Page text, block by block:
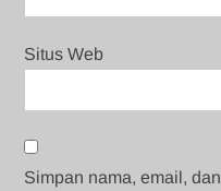
Situs Web
Simpan nama, email, dan